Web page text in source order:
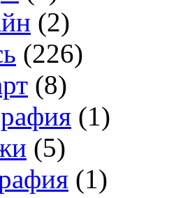
(2)
(226)
(8)
(1)
(5)
(1)